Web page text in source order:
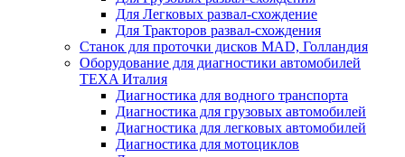
Для Легковых развал-схождение
Для Тракторов развал-схождения
Станок для проточки дисков MAD, Голландия
Оборудование для диагностики автомобилей
TEXA Италия
Диагностика для водного транспорта
Диагностика для грузовых автомобилей
Диагностика для легковых автомобилей
Диагностика для мотоциклов